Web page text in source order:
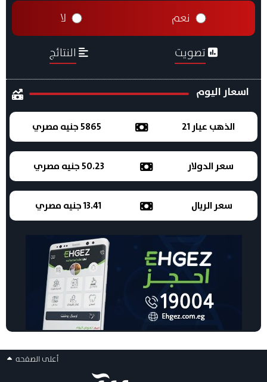
نعم لا
تصويت النتائج
اسعار اليوم
الذهب عيار 21 5865 جنيه مصري
سعر الدولار 50.23 جنيه مصري
سعر الريال 13.41 جنيه مصري
أعلى الصفحه